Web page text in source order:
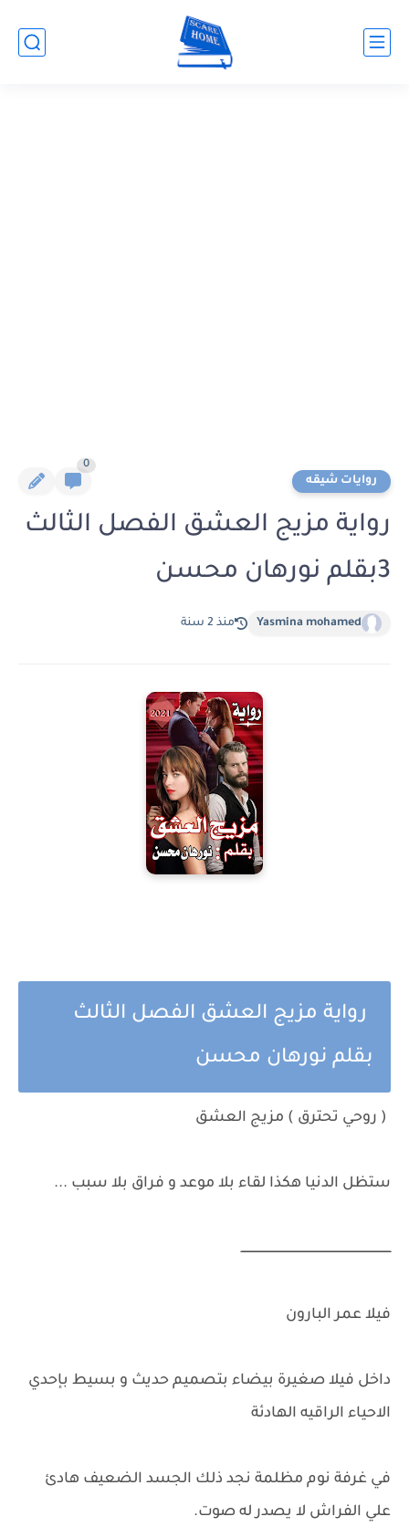
روايات شيقه
0
رواية مزيج العشق الفصل الثالث
3بقلم نورهان محسن
Yasmina mohamed منذ 2 سنة
رواية مزيج العشق الفصل الثالث
بقلم نورهان محسن
( روحي تحترق ) مزيج العشق
ستظل الدنيا هكذا لقاء بلا موعد و فراق بلا سبب ...
ــــــــــــــــــــــــــــــــــــــــــــــــــــــــــــــــــــــــــــــــــ
فيلا عمر البارون
داخل فيلا صغيرة بيضاء بتصميم حديث و بسيط بإحدي
الاحياء الراقيه الهادئة
في غرفة نوم مظلمة نجد ذلك الجسد الضعيف هادئ
علي الفراش لا يصدر له صوت.